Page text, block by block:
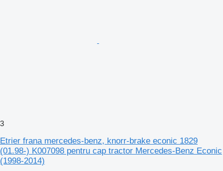
3
Etrier frana mercedes-benz, knorr-brake econic 1829
(01.98-) K007098 pentru cap tractor Mercedes-Benz Econic
(1998-2014)